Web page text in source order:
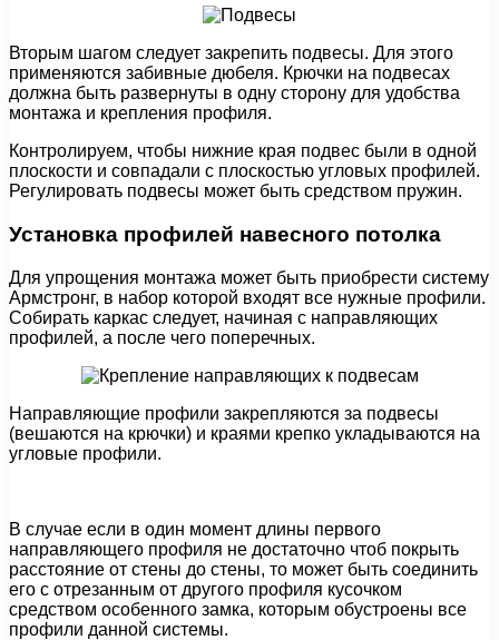
Вторым шагом следует закрепить подвесы. Для этого
применяются забивные дюбеля. Крючки на подвесах
должна быть развернуты в одну сторону для удобства
монтажа и крепления профиля.
Контролируем, чтобы нижние края подвес были в одной
плоскости и совпадали с плоскостью угловых профилей.
Регулировать подвесы может быть средством пружин.
Установка профилей навесного потолка
Для упрощения монтажа может быть приобрести систему
Армстронг, в набор которой входят все нужные профили.
Собирать каркас следует, начиная с направляющих
профилей, а после чего поперечных.
Направляющие профили закрепляются за подвесы
(вешаются на крючки) и краями крепко укладываются на
угловые профили.
В случае если в один момент длины первого
направляющего профиля не достаточно чтоб покрыть
расстояние от стены до стены, то может быть соединить
его с отрезанным от другого профиля кусочком
средством особенного замка, которым обустроены все
профили данной системы.